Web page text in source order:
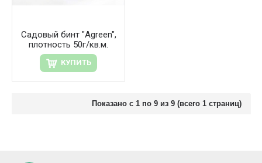
Садовый бинт "Agreen",
плотность 50г/кв.м.
КУПИТЬ
Показано с 1 по 9 из 9 (всего 1 страниц)